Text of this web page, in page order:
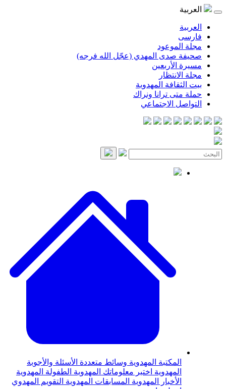
المهدي (عجّل الله فرجه)
المهدوية
ترانا ونراك
الاجتماعي
المهدويةوسائط متعددةالأسئلة والأجوبة
اختبر معلوماتك المهدويةالطفولة المهدوية
المهدويةالمسابقات المهدويةالتقويم المهدوي